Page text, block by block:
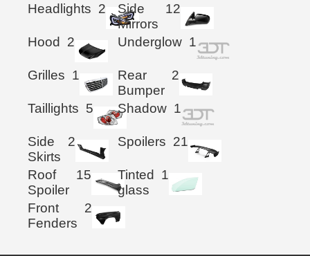
Headlights 2
Side
Mirrors
12
Hood 2 Underglow 1
Grilles 1
Rear
Bumper
2
Taillights 5 Shadow 1
Side
Skirts
2 Spoilers 21
Roof
Spoiler
15
Tinted
glass
1
Front
Fenders
2